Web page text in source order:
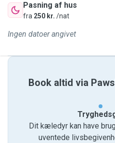
Pasning af hus
fra 250 kr. /nat
Ingen datoer angivet
Book altid via
Dit kæledyr kan have
uventede